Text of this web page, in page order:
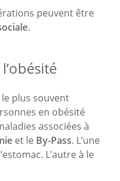
peuvent être
.
plus souvent
en obésité
associées à
et le By-Pass. L’une
L’autre à le